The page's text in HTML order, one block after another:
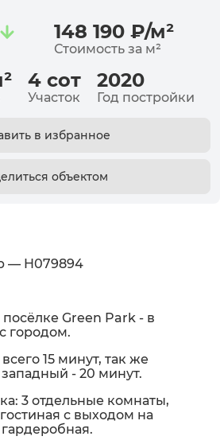
148 190 ₽/м²
Стоимость за м²
4 сот
Участок
2020
Год постройки
в избранное
объектом
— H079894
Green Park - в
городом.
15 минут, так же
- 20 минут.
3 отдельные комнаты,
с выходом на
гардеробная.